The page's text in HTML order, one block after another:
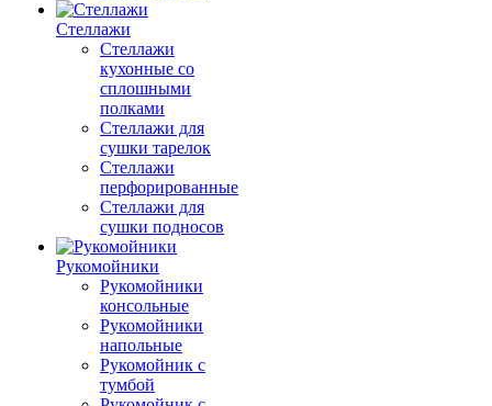
Стеллажи
Стеллажи
кухонные со
сплошными
полками
Стеллажи для
сушки тарелок
Стеллажи
перфорированные
Стеллажи для
сушки подносов
Рукомойники
Рукомойники
консольные
Рукомойники
напольные
Рукомойник с
тумбой